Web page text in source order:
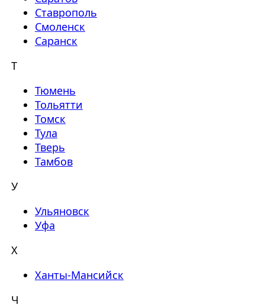
Ставрополь
Смоленск
Саранск
Т
Тюмень
Тольятти
Томск
Тула
Тверь
Тамбов
У
Ульяновск
Уфа
Х
Ханты-Мансийск
Ч